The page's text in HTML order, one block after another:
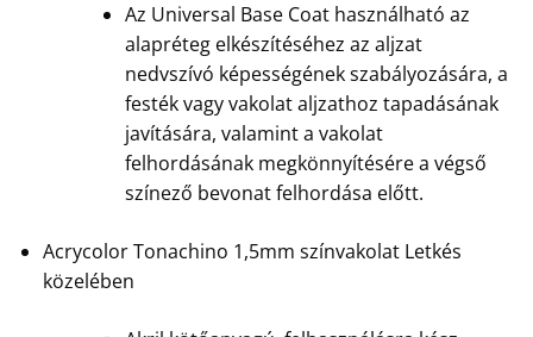
Az Universal Base Coat használható az
alapréteg elkészítéséhez az aljzat
nedvszívó képességének szabályozására, a
festék vagy vakolat aljzathoz tapadásának
javítására, valamint a vakolat
felhordásának megkönnyítésére a végső
színező bevonat felhordása előtt.
Acrycolor Tonachino 1,5mm színvakolat Letkés
közelében